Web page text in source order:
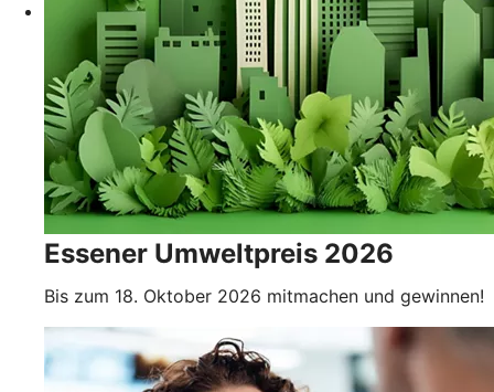
Essener Umweltpreis 2026
Bis zum 18. Oktober 2026 mitmachen und gewinnen!